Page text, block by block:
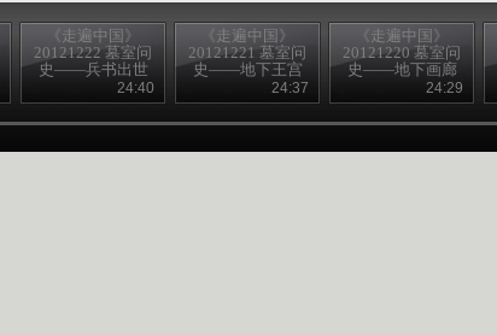
《走遍中国》
20121222 墓室问
史——兵书出世
24:40
《走遍中国》
20121221 墓室问
史——地下王宫
24:37
《走遍中国》
20121220 墓室问
史——地下画廊
24:29